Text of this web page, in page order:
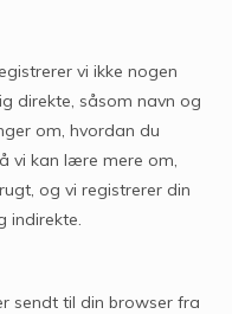
vi ikke nogen
direkte, såsom navn og
om, hvordan du
vi kan lære mere om,
og vi registrerer din
indirekte.
sendt til din browser fra